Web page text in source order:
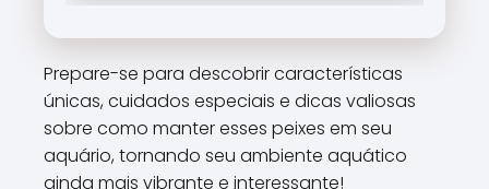
\\\\\\\\\\\\\\\\\\\\\\\\\\\\\\\\
\\\\\\\\\\\\\\\\\\\\\\\\\\\\\\\\
\\\\\\\\\\\\\\\\\\\\\\\\\\\\\\\\
\\\\\\\\".
Prepare-se para descobrir características
únicas, cuidados especiais e dicas valiosas
sobre como manter esses peixes em seu
aquário, tornando seu ambiente aquático
ainda mais vibrante e interessante!